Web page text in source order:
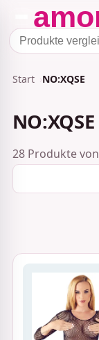
Start NO:XQSE
NO:XQSE
28 Produkte